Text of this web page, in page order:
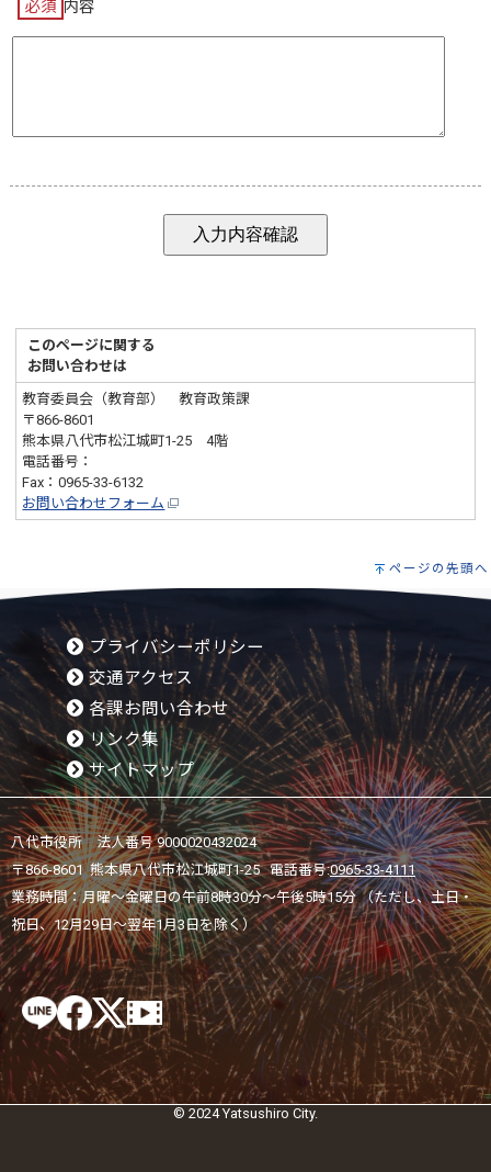
必須 内容
このページに関する
お問い合わせは
教育委員会（教育部） 教育政策課
〒866-8601
熊本県八代市松江城町1-25 4階
電話番号：
Fax：0965-33-6132
お問い合わせフォーム
ページの先頭へ
プライバシーポリシー
交通アクセス
各課お問い合わせ
リンク集
サイトマップ
八代市役所 法人番号 9000020432024
〒866-8601 熊本県八代市松江城町1-25 電話番号:0965-33-4111
業務時間：月曜～金曜日の午前8時30分～午後5時15分 （ただし、土日・
祝日、12月29日～翌年1月3日を除く）
© 2024 Yatsushiro City.